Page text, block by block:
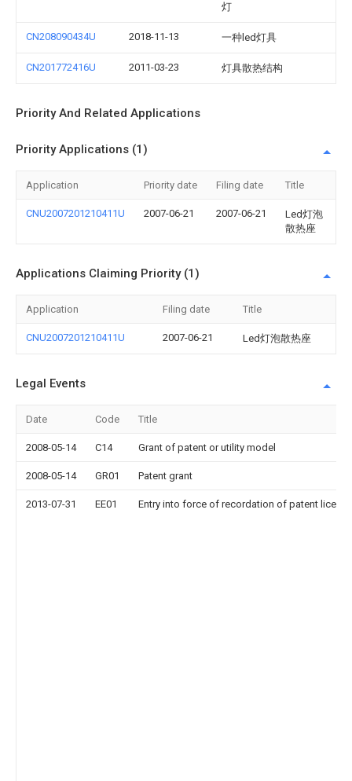
灯
CN208090434U 2018-11-13 一种led灯具
CN201772416U 2011-03-23 灯具散热结构
Priority And Related Applications
Priority Applications (1)
Application Priority date Filing date Title
CNU2007201210411U 2007-06-21 2007-06-21
Led灯泡
散热座
Applications Claiming Priority (1)
Application Filing date Title
CNU2007201210411U 2007-06-21 Led灯泡散热座
Legal Events
Date Code Title
2008-05-14 C14 Grant of patent or utility model
2008-05-14 GR01 Patent grant
2013-07-31 EE01 Entry into force of recordation of patent